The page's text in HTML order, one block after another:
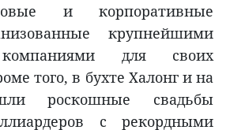
и корпоративные
крупнейшими
для своих
того, в бухте Халонг и на
роскошные свадьбы
с рекордными